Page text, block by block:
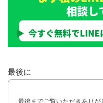
最後に
最後までご覧いただきありが